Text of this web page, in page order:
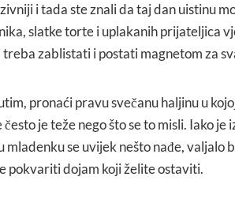
i tada ste znali da taj dan uistinu
slatke torte i uplakanih prijateljica
treba zablistati i postati magnetom za
pronaći pravu svečanu haljinu u
često je teže nego što se to misli. Iako
mladenku se uvijek nešto nađe, valjalo
pokvariti dojam koji želite ostaviti.